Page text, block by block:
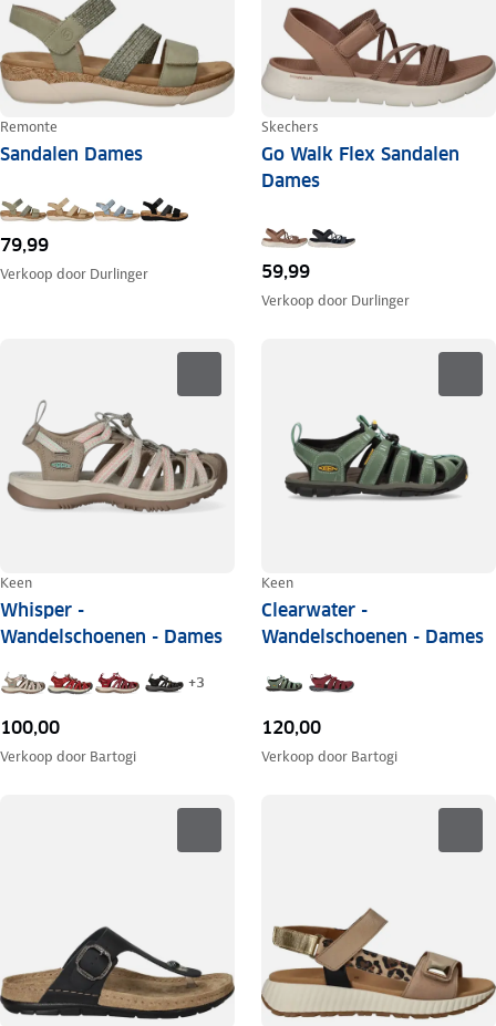
Remonte
Sandalen Dames
79,99
Verkoop door Durlinger
Skechers
Go Walk Flex Sandalen
Dames
59,99
Verkoop door Durlinger
Keen
Whisper -
Wandelschoenen - Dames
+3
100,00
Verkoop door Bartogi
Keen
Clearwater -
Wandelschoenen - Dames
120,00
Verkoop door Bartogi